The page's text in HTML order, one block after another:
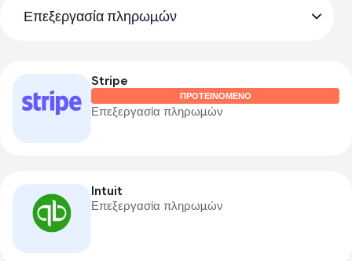
Stripe
ΠΡΟΤΕΙΝΌΜΕΝΟ
Επεξεργασία πληρωμών
Intuit
Επεξεργασία πληρωμών